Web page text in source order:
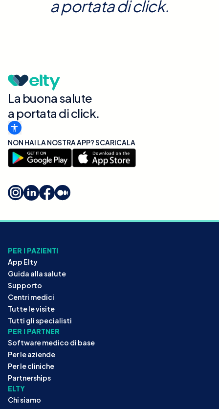
a portata di click.
La buona salute
a portata di click.
NON HAI LA NOSTRA APP? SCARICALA
PER I PAZIENTI
App Elty
Guida alla salute
Supporto
Centri medici
Tutte le visite
Tutti gli specialisti
PER I PARTNER
Software medico di base
Per le aziende
Per le cliniche
Partnerships
ELTY
Chi siamo